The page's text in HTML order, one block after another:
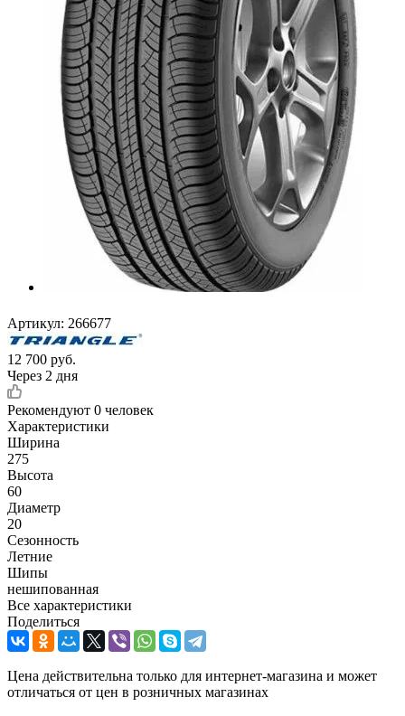
Артикул: 266677
12 700 руб.
Через 2 дня
Рекомендуют 0 человек
Характеристики
Ширина
275
Высота
60
Диаметр
20
Сезонность
Летние
Шипы
нешипованная
Все характеристики
Поделиться
Цена действительна только для интернет-магазина и может
отличаться от цен в розничных магазинах